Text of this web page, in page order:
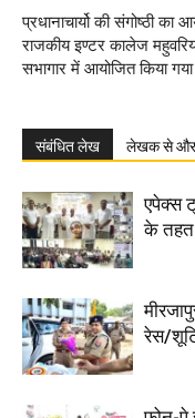
प्रधानाचार्यो की संगोष्ठी का
राजकीय इण्टर कालेज
सभागार में आयोजित किया गया
संबंधित लेख लेखक से
एपेक्स
के तहत
रेस/